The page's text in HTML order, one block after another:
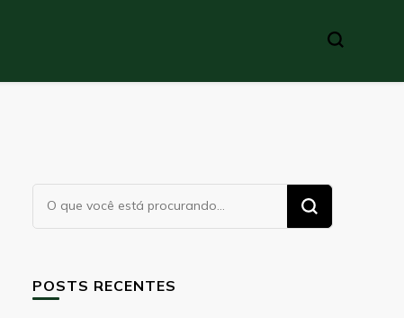
Procurando
algo?
POSTS RECENTES